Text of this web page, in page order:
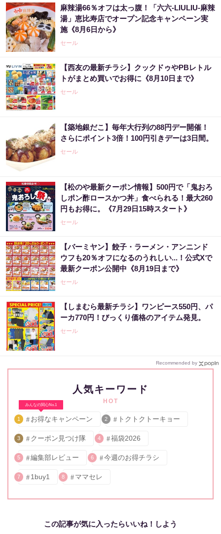
麻辣湯66％オフは太っ腹！「六六-LIULIU-麻辣
湯」恵比寿店でオープン記念キャンペーン実
施《8月6日から》
セール
【西友の最新チラシ】クックドゥやPBレトル
トがまとめ買いでお得に《8月10日まで》
セール
【築地銀だこ】毎年大行列の88円デー開催！
さらにポイント3倍！100円引きデーは3日間。
セール
【松のや最新クーポン情報】500円で「鬼おろ
しポン酢ロースかつ丼」食べられる！最大260
円もお得に。《7月29日15時スタート》
セール
【バーミヤン】餃子・ラーメン・アンニンド
ウフも20％オフになるのうれしい...！公式Xで
最新クーポン公開中《8月19日まで》
セール
【しまむら最新チラシ】ワンピース550円、パ
ーカ770円！びっくり価格のアイテム発見。
セール
Recommended by
人気キーワード
HOT
みんなの関心No.1
1 お得なキャンペーン 2 トクトクトーキョー
3 クーポン見つけ隊 4 福袋2026
5 編集部レビュー 6 今週のお得チラシ
7 1buy1 8 ママセレ
この記事が気に入ったらいいね！しよう